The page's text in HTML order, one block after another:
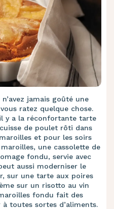
jamais goûté une
ratez quelque chose.
y a la réconfortante tarte
de poulet rôti dans
et pour les soirs
une cassolette de
fondu, servie avec
aussi moderniser le
sur une tarte aux poires
sur un risotto au vin
fondu fait des
à toutes sortes d’aliments.